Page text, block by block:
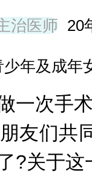
治医师 20
年及成年
次手术
友们共
?关于